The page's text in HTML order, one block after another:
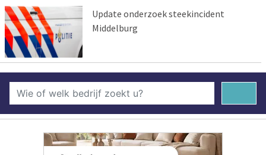
Update onderzoek steekincident
Middelburg